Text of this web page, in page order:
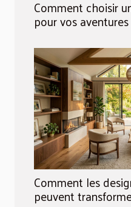
Comment choisir
pour vos
Comment les
peuvent